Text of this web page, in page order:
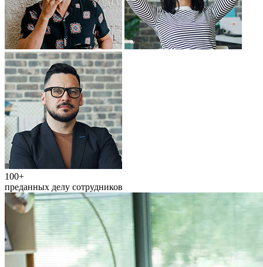
100+
преданных делу сотрудников